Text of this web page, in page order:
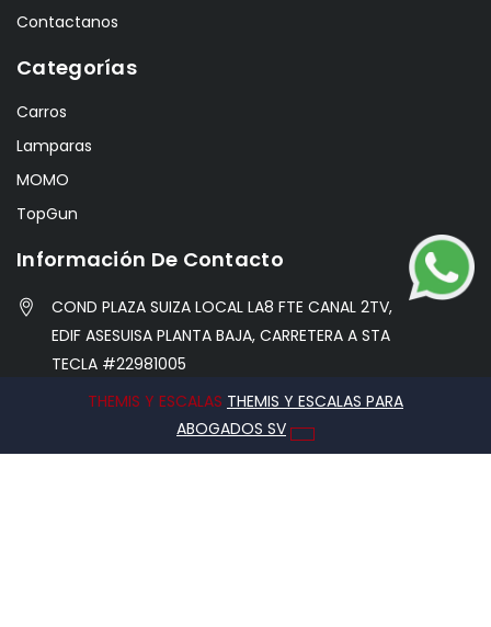
Contactanos
Categorías
Carros
Lamparas
MOMO
TopGun
Información De Contacto
COND PLAZA SUIZA LOCAL LA8 FTE CANAL 2TV,
EDIF ASESUISA PLANTA BAJA, CARRETERA A STA
TECLA #22981005
info@hobbycentersv.com
76971338
THEMIS Y ESCALAS THEMIS Y ESCALAS PARA
ABOGADOS SV